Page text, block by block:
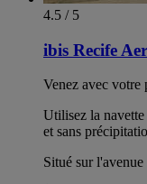
4.5 / 5
ibis Recife
Venez avec votre
Utilisez la
et sans
Situé sur